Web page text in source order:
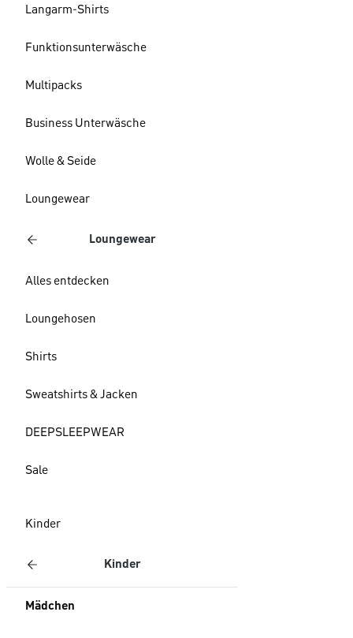
Langarm-Shirts
Funktionsunterwäsche
Multipacks
Business Unterwäsche
Wolle & Seide
Loungewear
Loungewear
Alles entdecken
Loungehosen
Shirts
Sweatshirts & Jacken
DEEPSLEEPWEAR
Sale
Kinder
Kinder
Mädchen